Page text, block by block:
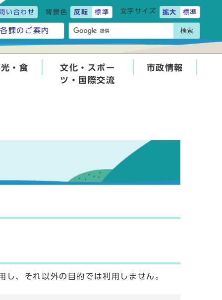
い合わせ 背景色 反転 標準 文字サイズ 拡大 標準
各課のご案内 検索
・食
文化・スポー
ツ・国際交流
市政情報
、それ以外の目的では利用しません。